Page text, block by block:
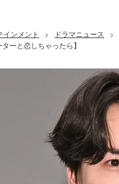
インメント > ドラマニュース >
ーと恋しちゃったら】